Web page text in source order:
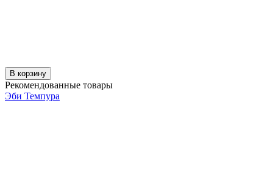
В корзину
Рекомендованные товары
Эби Темпура